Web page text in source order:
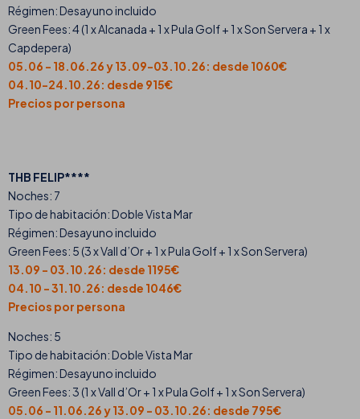
Régimen: Desayuno incluido
Green Fees: 4 (1 x Alcanada + 1 x Pula Golf + 1 x Son Servera + 1 x
Capdepera)
05.06 - 18.06.26 y 13.09-03.10.26: desde 1060€
04.10-24.10.26: desde 915€
Precios por persona
THB FELIP****
Noches: 7
Tipo de habitación: Doble Vista Mar
Régimen: Desayuno incluido
Green Fees: 5 (3 x Vall d’Or + 1 x Pula Golf + 1 x Son Servera)
13.09 - 03.10.26: desde 1195€
04.10 - 31.10.26: desde 1046€
Precios por persona
Noches: 5
Tipo de habitación: Doble Vista Mar
Régimen: Desayuno incluido
Green Fees: 3 (1 x Vall d’Or + 1 x Pula Golf + 1 x Son Servera)
05.06 - 11.06.26 y 13.09 - 03.10.26: desde 795€